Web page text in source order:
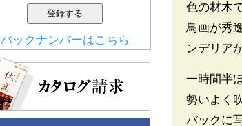
色の材木
鳥画が秀
ンデリア
一時間半
勢いよく
バックに
バックナンバーはこちら